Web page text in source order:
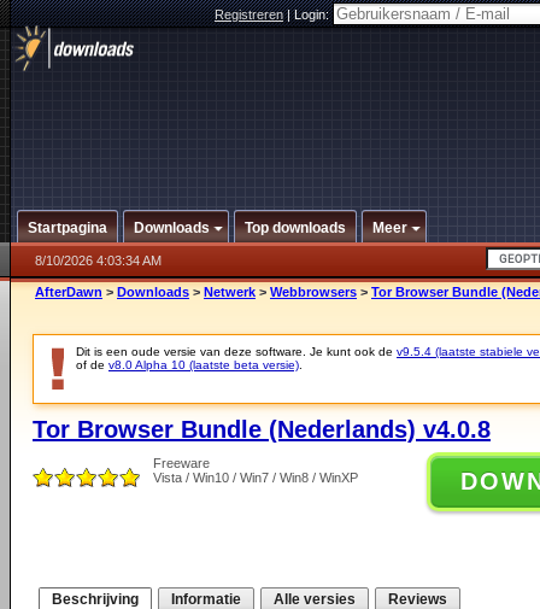
Registreren|Login:
Startpagina Downloads Top downloads Meer
8/10/2026 4:03:34 AM
AfterDawn > Downloads > Netwerk > Webbrowsers > Tor Browser Bundle
Dit is een oude versie van deze software. Je kunt ook de v9.5.4 (laatste stabiele
of de v8.0 Alpha 10 (laatste beta versie)
Tor Browser Bundle (Nederlands) v4.0.8
Freeware
Vista / Win10 / Win7 / Win8 / WinXP
Beschrijving Informatie Alle versies Reviews